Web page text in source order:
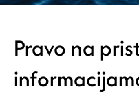
Pravo na